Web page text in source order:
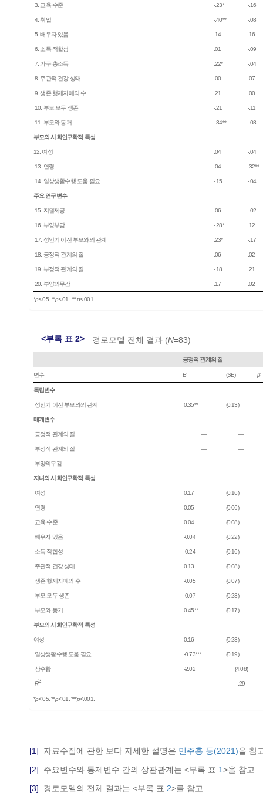
3. 교육 수준 -.23* -.16
4. 취업 -.40** -.08
5. 배우자 있음 .14 .16
6. 소득 적합성 .01 -.09
7. 가구 총소득 .22* -.04
8. 주관적 건강 상태 .00 .07
9. 생존 형제자매의 수 .21 .00
10. 부모 모두 생존 -.21 -.11
11. 부모와 동거 -.34** -.08
부모의 사회인구학적 특성
12. 여성 .04 -.04
13. 연령 .04 .32**
14. 일상생활수행 도움 필요 -.15 -.04
주요 연구변수
15. 지원제공 .06 -.02
16. 부양부담 -.28* .12
17. 성인기 이전 부모와의 관계 .23* -.17
18. 긍정적 관계의 질 .06 .02
19. 부정적 관계의 질 -.18 .21
20. 부양의무감 .17 .02
*p<.05. **p<.01. ***p<.001.
<부록 표 2> 경로모델 전체 결과 (N=83)
긍정적 관계의 질
변수 B (SE) β
독립변수
성인기 이전 부모와의 관계 0.35** (0.13)
매개변수
긍정적 관계의 질 ― ―
부정적 관계의 질 ― ―
부양의무감 ― ―
자녀의 사회인구학적 특성
여성 0.17 (0.16)
연령 0.05 (0.06)
교육 수준 0.04 (0.08)
배우자 있음 -0.04 (0.22)
소득 적합성 -0.24 (0.16)
주관적 건강 상태 0.13 (0.08)
생존 형제자매의 수 -0.05 (0.07)
부모 모두 생존 -0.07 (0.23)
부모와 동거 0.45** (0.17)
부모의 사회인구학적 특성
여성 0.16 (0.23)
일상생활수행 도움 필요 -0.73*** (0.19)
상수항 -2.02 (4.08)
R2 .29
*p<.05. **p<.01. ***p<.001.
[1] 자료수집에 관한 보다 자세한 설명은 민주홍 등(2021)을 참
[2] 주요변수와 통제변수 간의 상관관계는 <부록 표 1>을 참고.
[3] 경로모델의 전체 결과는 <부록 표 2>를 참고.